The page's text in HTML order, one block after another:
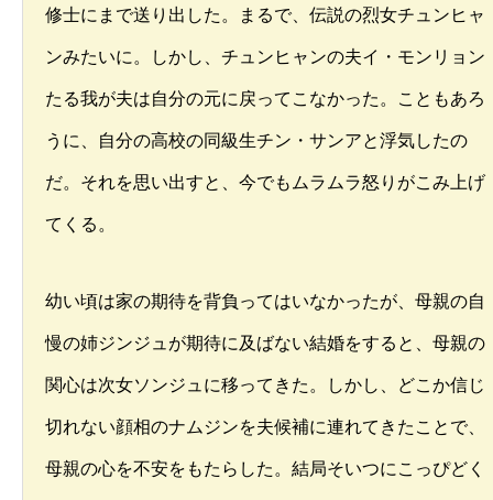
修士にまで送り出した。まるで、伝説の烈女チュンヒャ
ンみたいに。しかし、チュンヒャンの夫イ・モンリョン
たる我が夫は自分の元に戻ってこなかった。こともあろ
うに、自分の高校の同級生チン・サンアと浮気したの
だ。それを思い出すと、今でもムラムラ怒りがこみ上げ
てくる。
幼い頃は家の期待を背負ってはいなかったが、母親の自
慢の姉ジンジュが期待に及ばない結婚をすると、母親の
関心は次女ソンジュに移ってきた。しかし、どこか信じ
切れない顔相のナムジンを夫候補に連れてきたことで、
母親の心を不安をもたらした。結局そいつにこっぴどく